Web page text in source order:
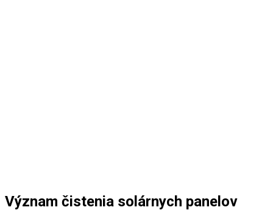
Význam čistenia solárnych panelov